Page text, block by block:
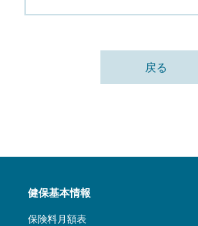
戻る
健保基本情報
保険料月額表